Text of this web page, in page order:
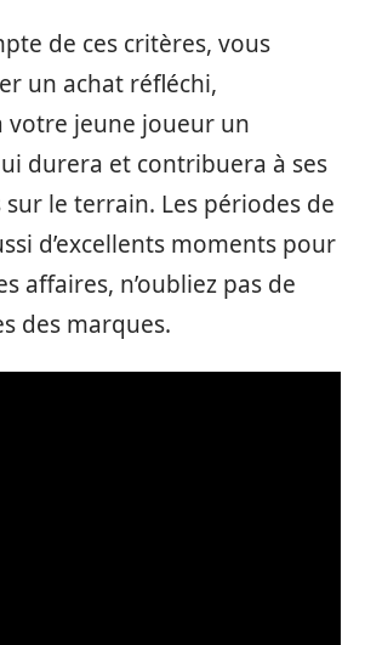
de ces critères, vous
un achat réfléchi,
votre jeune joueur un
durera et contribuera à ses
le terrain. Les périodes de
d’excellents moments pour
affaires, n’oubliez pas de
des marques.